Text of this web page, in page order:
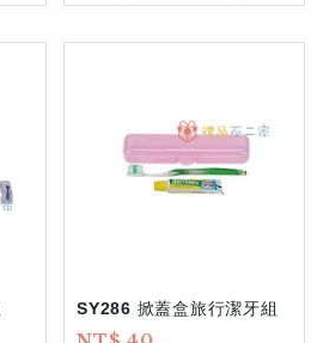
SY286 掀蓋盒旅行潔牙組